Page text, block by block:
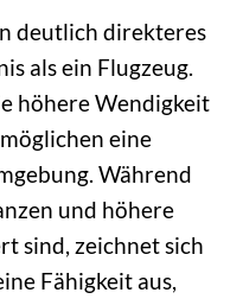
deutlich direkteres
als ein Flugzeug.
höhere Wendigkeit
eine
Während
und höhere
sind, zeichnet sich
Fähigkeit aus,